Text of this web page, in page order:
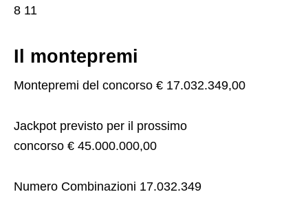
8 11
Il montepremi
Montepremi del concorso € 17.032.349,00
Jackpot previsto per il prossimo
concorso € 45.000.000,00
Numero Combinazioni 17.032.349